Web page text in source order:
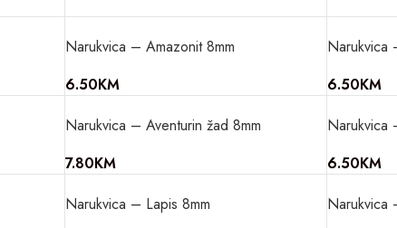
Narukvica – Amazonit 8mm
6.50KM
Narukvica
6.50KM
Narukvica – Aventurin žad 8mm
7.80KM
Narukvica
6.50KM
Narukvica – Lapis 8mm
Narukvica